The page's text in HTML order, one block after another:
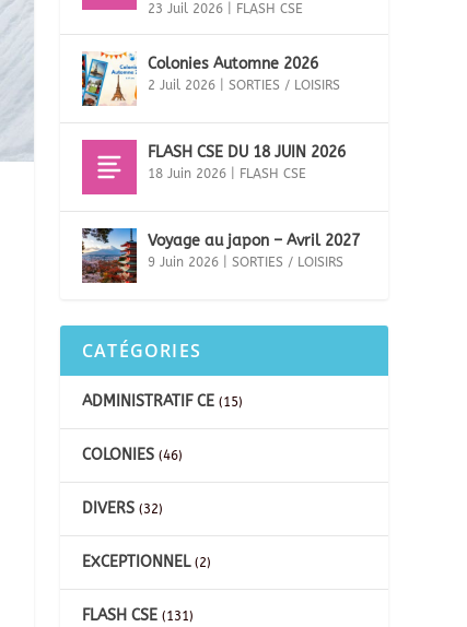
23 Juil 2026 FLASH CSE
Colonies Automne 2026
2 Juil 2026 SORTIES / LOISIRS
FLASH CSE DU 18 JUIN 2026
18 Juin 2026 FLASH CSE
Voyage au japon – Avril 2027
9 Juin 2026 SORTIES / LOISIRS
CATÉGORIES
ADMINISTRATIF CE (15)
COLONIES (46)
DIVERS (32)
EXCEPTIONNEL(2)
FLASH CSE (131)